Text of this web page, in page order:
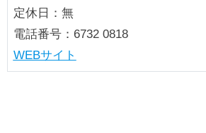
定休日：無
電話番号：6732 0818
WEBサイト